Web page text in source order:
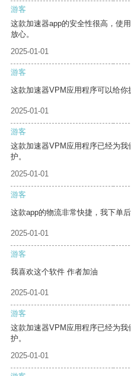
游客
这款加速器app的安全性很高，使
放心。
2025-01-01
游客
这款加速器VPM应用程序可以给你
2025-01-01
游客
这款加速器VPM应用程序已经为
护。
2025-01-01
游客
这款app的物流非常快捷，我下单
2025-01-01
游客
我喜欢这个软件 作者加油
2025-01-01
游客
这款加速器VPM应用程序已经为
护。
2025-01-01